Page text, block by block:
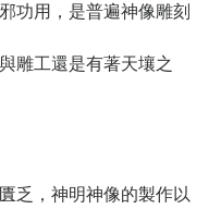
功用，是普遍神像雕刻
雕工還是有著天壤之
乏，神明神像的製作以